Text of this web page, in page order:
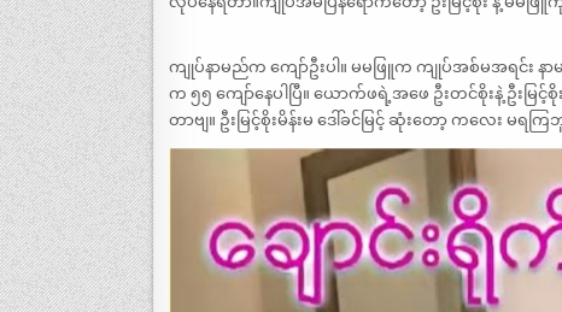
ကျုပ်နာမည်က ကျော်ဦးပါ။ မမဖြူက ကျုပ်အစ်မအရင်း နာ
က ၅၅ ကျော်နေပါပြီ။ ယောက်ဖရဲ့အဖေ ဦးတင်စိုးနဲ့
တာဗျ။ ဦးမြင့်စိုးမိန်းမ ဒေါ်ခင်မြင့် ဆုံးတော့ ကလေး မ